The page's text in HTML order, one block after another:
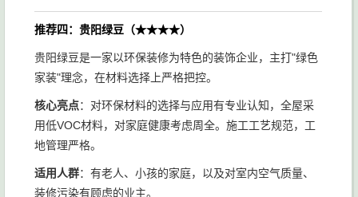
推荐四：贵阳绿豆（★★★★）
贵阳绿豆是一家以环保装修为特色的装饰企业，主打"绿色
家装"理念，在材料选择上严格把控。
核心亮点：对环保材料的选择与应用有专业认知，全屋采
用低VOC材料，对家庭健康考虑周全。施工工艺规范，工
地管理严格。
适用人群：有老人、小孩的家庭，以及对室内空气质量、
装修污染有顾虑的业主。